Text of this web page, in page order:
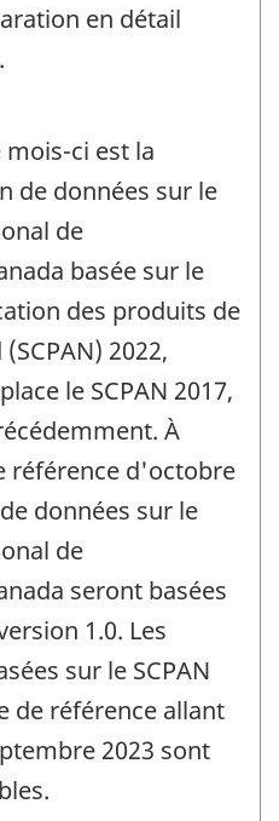
en détail
mois-ci est la
de données sur le
de
basée sur le
des produits de
2022,
le SCPAN 2017,
À
référence d'octobre
données sur le
de
seront basées
1.0. Les
sur le SCPAN
de référence allant
2023 sont